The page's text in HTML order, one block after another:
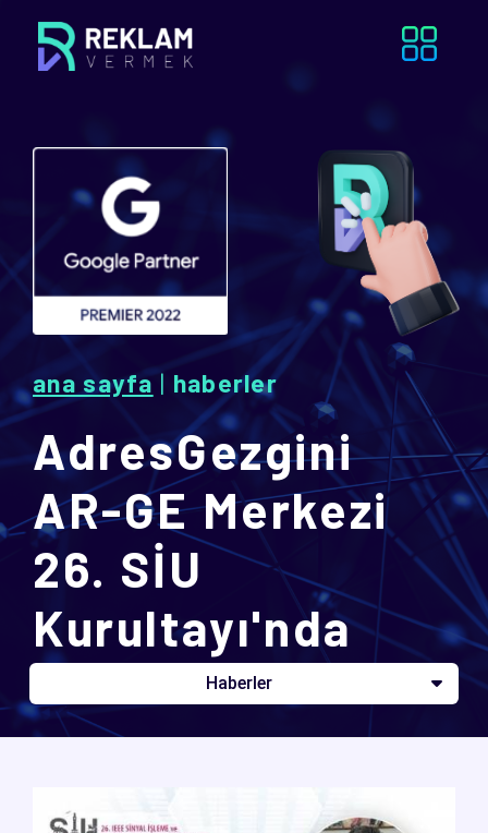
ana sayfa| haberler
AdresGezgini
AR-GE Merkezi
26. SİU
Kurultayı'nda
Haberler